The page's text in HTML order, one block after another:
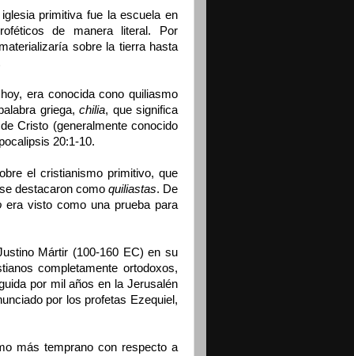
primitiva fue la escuela en
de manera literal. Por
sobre la tierra hasta
era conocida cono quiliasmo
griega,chilia, que significa
Cristo (generalmente conocido
20:1-10.
el cristianismo primitivo, que
destacaron como quiliastas. De
era visto como una prueba para
Mártir (100-160 EC) en su
completamente ortodoxos,
por mil años en la Jerusalén
por los profetas Ezequiel,
más temprano con respecto a